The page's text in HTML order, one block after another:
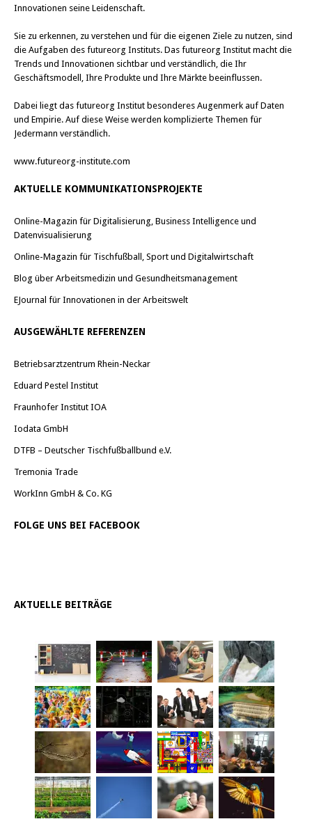
Innovationen seine Leidenschaft.
Sie zu erkennen, zu verstehen und für die eigenen Ziele zu nutzen, sind
die Aufgaben des futureorg Instituts. Das futureorg Institut macht die
Trends und Innovationen sichtbar und verständlich, die Ihr
Geschäftsmodell, Ihre Produkte und Ihre Märkte beeinflussen.
Dabei liegt das futureorg Institut besonderes Augenmerk auf Daten
und Empirie. Auf diese Weise werden komplizierte Themen für
Jedermann verständlich.
www.futureorg-institute.com
AKTUELLE KOMMUNIKATIONSPROJEKTE
Online-Magazin für Digitalisierung, Business Intelligence und
Datenvisualisierung
Online-Magazin für Tischfußball, Sport und Digitalwirtschaft
Blog über Arbeitsmedizin und Gesundheitsmanagement
EJournal für Innovationen in der Arbeitswelt
AUSGEWÄHLTE REFERENZEN
Betriebsarztzentrum Rhein-Neckar
Eduard Pestel Institut
Fraunhofer Institut IOA
Iodata GmbH
DTFB – Deutscher Tischfußballbund e.V.
Tremonia Trade
WorkInn GmbH & Co. KG
FOLGE UNS BEI FACEBOOK
AKTUELLE BEITRÄGE